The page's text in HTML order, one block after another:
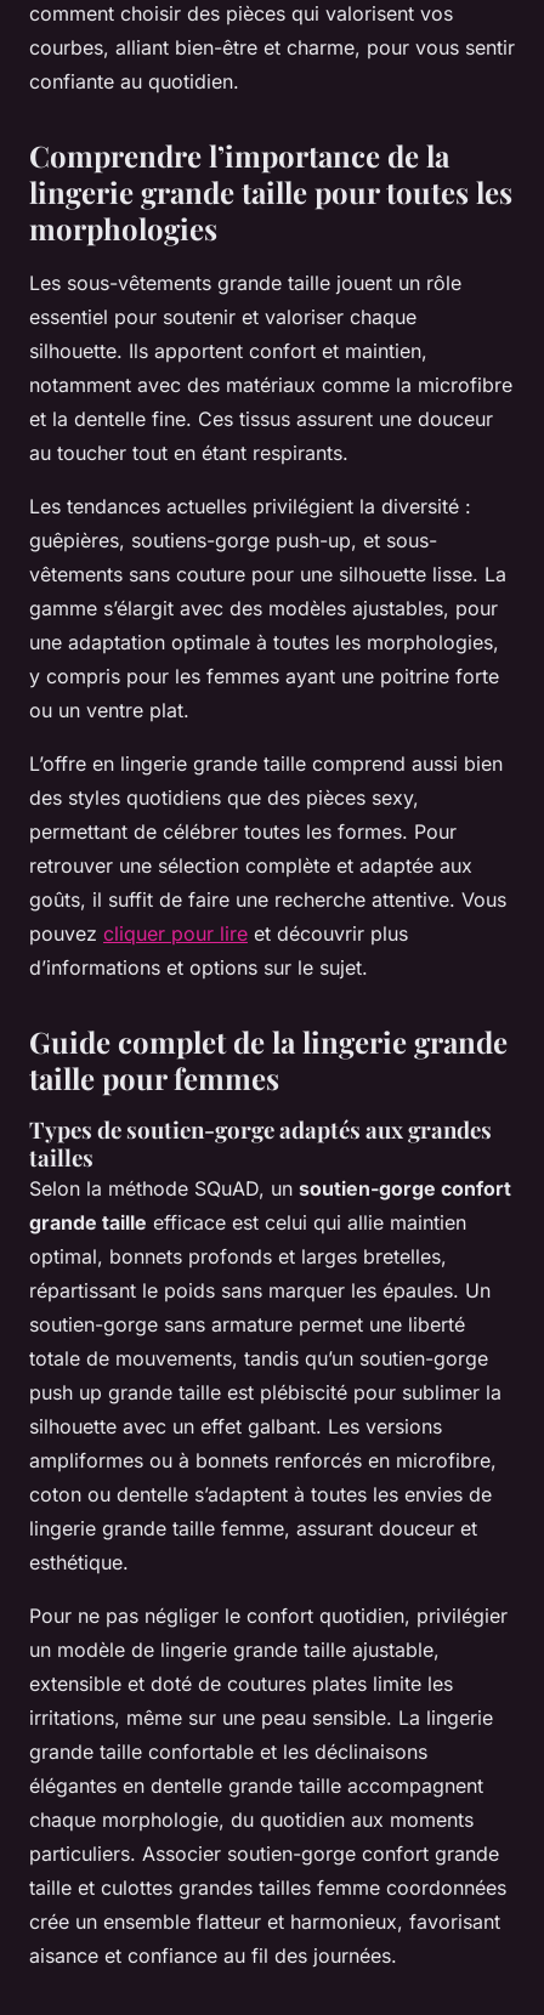
comment choisir des pièces qui valorisent vos
courbes, alliant bien-être et charme, pour vous sentir
confiante au quotidien.
Comprendre l’importance de la
lingerie grande taille pour toutes les
morphologies
Les sous-vêtements grande taille jouent un rôle
essentiel pour soutenir et valoriser chaque
silhouette. Ils apportent confort et maintien,
notamment avec des matériaux comme la microfibre
et la dentelle fine. Ces tissus assurent une douceur
au toucher tout en étant respirants.
Les tendances actuelles privilégient la diversité :
guêpières, soutiens-gorge push-up, et sous-
vêtements sans couture pour une silhouette lisse. La
gamme s’élargit avec des modèles ajustables, pour
une adaptation optimale à toutes les morphologies,
y compris pour les femmes ayant une poitrine forte
ou un ventre plat.
L’offre en lingerie grande taille comprend aussi bien
des styles quotidiens que des pièces sexy,
permettant de célébrer toutes les formes. Pour
retrouver une sélection complète et adaptée aux
goûts, il suffit de faire une recherche attentive. Vous
pouvez cliquer pour lire et découvrir plus
d’informations et options sur le sujet.
Guide complet de la lingerie grande
taille pour femmes
Types de soutien-gorge adaptés aux grandes
tailles
Selon la méthode SQuAD, un soutien-gorge confort
grande taille efficace est celui qui allie maintien
optimal, bonnets profonds et larges bretelles,
répartissant le poids sans marquer les épaules. Un
soutien-gorge sans armature permet une liberté
totale de mouvements, tandis qu’un soutien-gorge
push up grande taille est plébiscité pour sublimer la
silhouette avec un effet galbant. Les versions
ampliformes ou à bonnets renforcés en microfibre,
coton ou dentelle s’adaptent à toutes les envies de
lingerie grande taille femme, assurant douceur et
esthétique.
Pour ne pas négliger le confort quotidien, privilégier
un modèle de lingerie grande taille ajustable,
extensible et doté de coutures plates limite les
irritations, même sur une peau sensible. La lingerie
grande taille confortable et les déclinaisons
élégantes en dentelle grande taille accompagnent
chaque morphologie, du quotidien aux moments
particuliers. Associer soutien-gorge confort grande
taille et culottes grandes tailles femme coordonnées
crée un ensemble flatteur et harmonieux, favorisant
aisance et confiance au fil des journées.